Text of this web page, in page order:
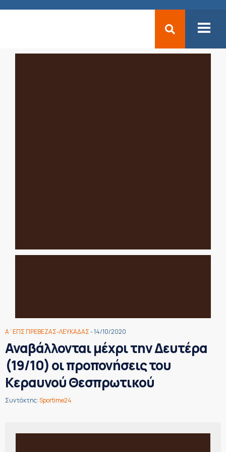
Α΄ΕΠΣ ΠΡΕΒΕΖΑΣ-ΛΕΥΚΑΔΑΣ- 14/10/2020
Αναβάλλονται μέχρι την Δευτέρα
(19/10) οι προπονήσεις του
Κεραυνού Θεσπρωτικού
Συντάκτης:Sportime24